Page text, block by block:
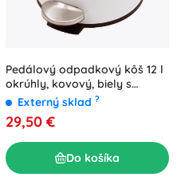
Pedálový odpadkový kôš 12 l
okrúhly, kovový, biely s
medeným vekom
Externý sklad ?
29,50 €
Do košíka